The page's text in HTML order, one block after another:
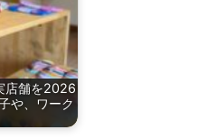
店舗を2026
や、ワーク